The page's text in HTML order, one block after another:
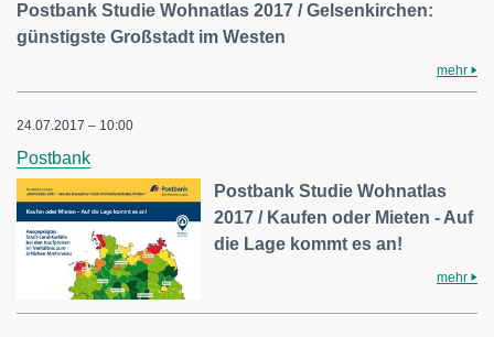
Postbank Studie Wohnatlas 2017 / Gelsenkirchen:
günstigste Großstadt im Westen
mehr
24.07.2017 – 10:00
Postbank
Postbank Studie Wohnatlas
2017 / Kaufen oder Mieten - Auf
die Lage kommt es an!
mehr